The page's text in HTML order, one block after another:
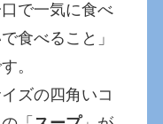
で一気に食べ
食べること」
。
ズの四角いコ